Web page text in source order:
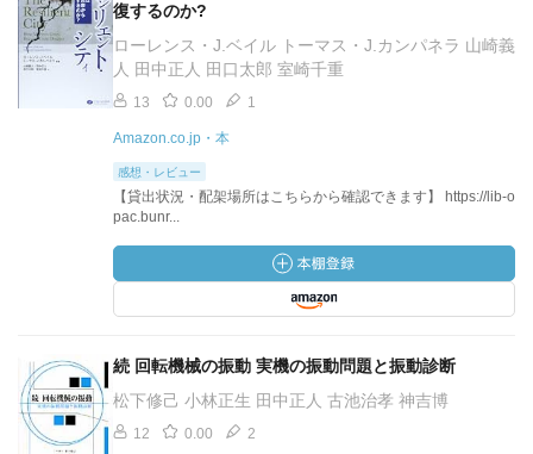
復するのか?
ローレンス・J.ベイル トーマス・J.カンパネラ 山崎義
人 田中正人 田口太郎 室崎千重
13 0.00 1
Amazon.co.jp・本
感想・レビュー
【貸出状況・配架場所はこちらから確認できます】 https://lib-o
pac.bunr...
続 回転機械の振動 実機の振動問題と振動診断
松下修己 小林正生 田中正人 古池治孝 神吉博
12 0.00 2